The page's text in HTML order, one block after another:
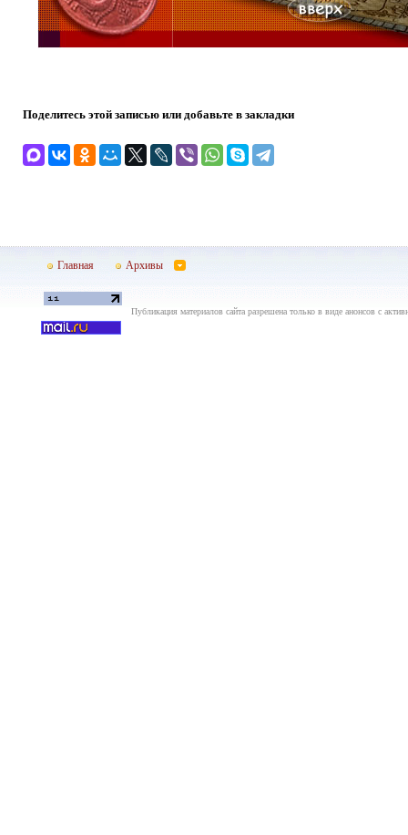
Поделитесь этой записью или добавьте в закладки
Главная Архивы
Публикация материалов сайта разрешена только в виде анонсов с